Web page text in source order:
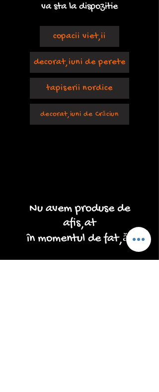
va sta la dispozitie
copacii vieții
decorațiuni de perete
tapiserii nordice
decorațiuni de Crăciun
Nu avem produse de
afișat
în momentul de față.